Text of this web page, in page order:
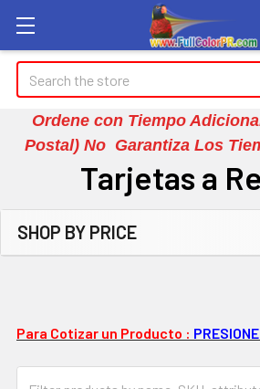
Search
Ordene con Tiempo
Postal) No Garantiza Los
Tarjetas a
Sidebar
SHOP BY PRICE
Para Cotizar un Producto :